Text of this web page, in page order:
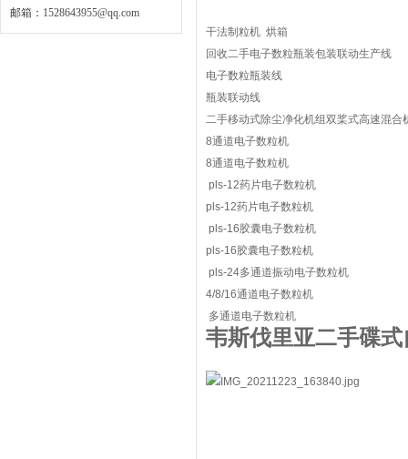
邮箱： 1528643955@qq.com
干法制粒机 烘箱
回收二手电子数粒瓶装包装联动生产线
电子数粒瓶装线
瓶装联动线
二手移动式除尘净化机组双桨式高速混合
8通道电子数粒机
8通道电子数粒机
pls-12药片电子数粒机
pls-12药片电子数粒机
pls-16胶囊电子数粒机
pls-16胶囊电子数粒机
pls-24多通道振动电子数粒机
4/8/16通道电子数粒机
多通道电子数粒机
韦斯伐里亚二手碟